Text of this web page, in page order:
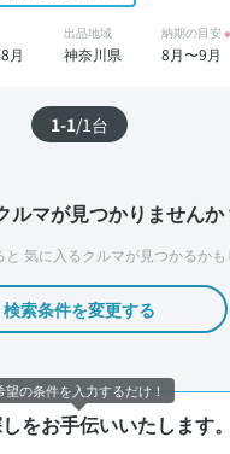
月
出品地域
神奈川県
納期の目安 ※
8月〜9月
1-1/1台
ルマが見つかりませんか
気に入るクルマが見つかるかも
検索条件を変更する
をお手伝いいたします。
望の条件を入力するだけ！